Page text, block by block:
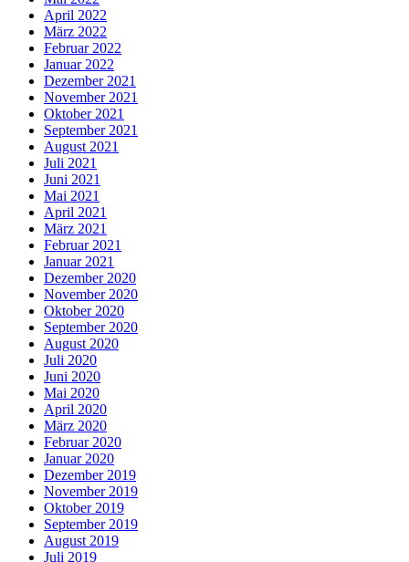
April 2022
März 2022
Februar 2022
Januar 2022
Dezember 2021
November 2021
Oktober 2021
September 2021
August 2021
Juli 2021
Juni 2021
Mai 2021
April 2021
März 2021
Februar 2021
Januar 2021
Dezember 2020
November 2020
Oktober 2020
September 2020
August 2020
Juli 2020
Juni 2020
Mai 2020
April 2020
März 2020
Februar 2020
Januar 2020
Dezember 2019
November 2019
Oktober 2019
September 2019
August 2019
Juli 2019